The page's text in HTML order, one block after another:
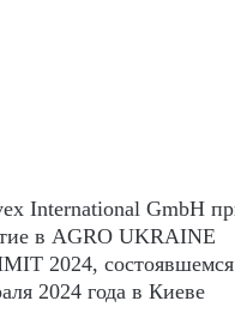
International GmbH
в AGRO UKRAINE
2024,
2024 года в Киеве